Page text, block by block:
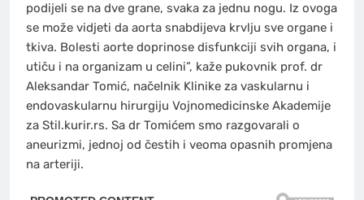
podijeli se na dve grane, svaka za jednu nogu. Iz ovoga
se može vidjeti da aorta snabdijeva krvlju sve organe i
tkiva. Bolesti aorte doprinose disfunkciji svih organa, i
utiču i na organizam u celini”, kaže pukovnik prof. dr
Aleksandar Tomić, načelnik Klinike za vaskularnu i
endovaskularnu hirurgiju Vojnomedicinske Akademije
za Stil.kurir.rs. Sa dr Tomićem smo razgovarali o
aneurizmi, jednoj od čestih i veoma opasnih promjena
na arteriji.